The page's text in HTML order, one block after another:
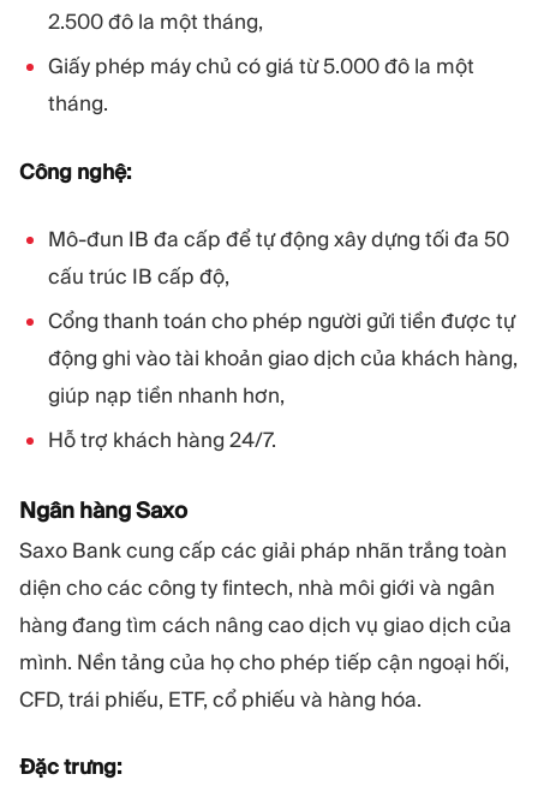
2.500 đô la một tháng,
Giấy phép máy chủ có giá từ 5.000 đô la một
tháng.
Công nghệ:
Mô-đun IB đa cấp để tự động xây dựng tối đa 50
cấu trúc IB cấp độ,
Cổng thanh toán cho phép người gửi tiền được tự
động ghi vào tài khoản giao dịch của khách hàng,
giúp nạp tiền nhanh hơn,
Hỗ trợ khách hàng 24/7.
Ngân hàng Saxo
Saxo Bank cung cấp các giải pháp nhãn trắng toàn
diện cho các công ty fintech, nhà môi giới và ngân
hàng đang tìm cách nâng cao dịch vụ giao dịch của
mình. Nền tảng của họ cho phép tiếp cận ngoại hối,
CFD, trái phiếu, ETF, cổ phiếu và hàng hóa.
Đặc trưng: